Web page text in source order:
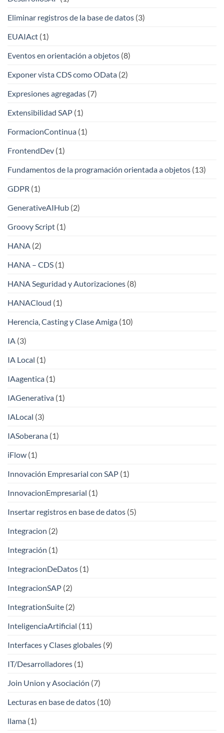
Eliminar registros de la base de datos (3)
EUAIAct (1)
Eventos en orientación a objetos (8)
Exponer vista CDS como OData (2)
Expresiones agregadas (7)
Extensibilidad SAP (1)
FormacionContinua (1)
FrontendDev (1)
Fundamentos de la programación orientada a objetos (13)
GDPR (1)
GenerativeAIHub (2)
Groovy Script (1)
HANA (2)
HANA – CDS (1)
HANA Seguridad y Autorizaciones (8)
HANACloud (1)
Herencia, Casting y Clase Amiga (10)
IA (3)
IA Local (1)
IAagentica (1)
IAGenerativa (1)
IALocal (3)
IASoberana (1)
iFlow (1)
Innovación Empresarial con SAP (1)
InnovacionEmpresarial (1)
Insertar registros en base de datos (5)
Integracion (2)
Integración (1)
IntegracionDeDatos (1)
IntegracionSAP (2)
IntegrationSuite (2)
InteligenciaArtificial (11)
Interfaces y Clases globales (9)
IT/Desarrolladores (1)
Join Union y Asociación (7)
Lecturas en base de datos (10)
llama (1)